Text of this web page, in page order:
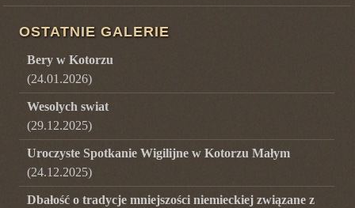
OSTATNIE GALERIE
Bery w Kotorzu
(24.01.2026)
Wesolych swiat
(29.12.2025)
Uroczyste Spotkanie Wigilijne w Kotorzu Małym
(24.12.2025)
Dbałość o tradycje mniejszości niemieckiej związane z